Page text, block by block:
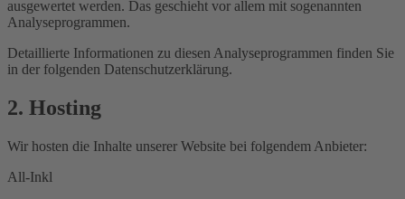
ausgewertet werden. Das geschieht vor allem mit sogenannten
Analyseprogrammen.
Detaillierte Informationen zu diesen Analyseprogrammen finden Sie
in der folgenden Datenschutzerklärung.
2. Hosting
Wir hosten die Inhalte unserer Website bei folgendem Anbieter:
All-Inkl